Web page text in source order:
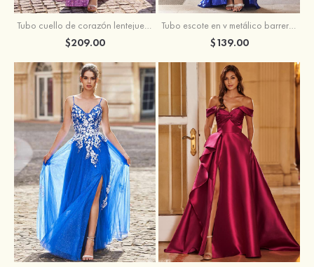
Tubo cuello de corazón lentejuelas barrer tren vestido de graduación
$209.00
Tubo escote en v metálico barrer tren vestido de graduación
$139.00